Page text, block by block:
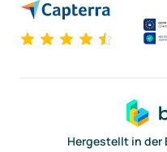
Hergestellt in der